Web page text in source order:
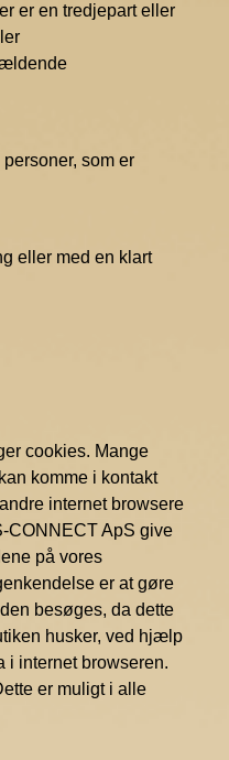
er en tredjepart eller
som er
eller med en klart
cookies. Mange
komme i kontakt
internet browsere
CONNECT ApS give
på vores
er at gøre
besøges, da dette
husker, ved hjælp
i internet browseren.
er muligt i alle